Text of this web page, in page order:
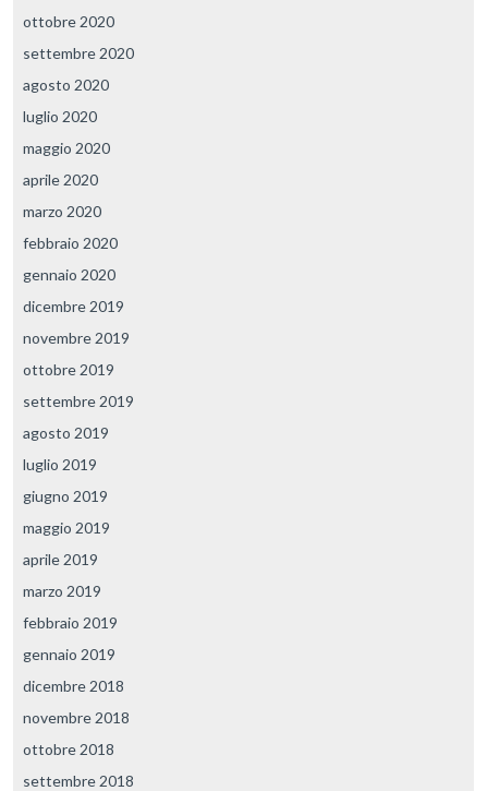
ottobre 2020
settembre 2020
agosto 2020
luglio 2020
maggio 2020
aprile 2020
marzo 2020
febbraio 2020
gennaio 2020
dicembre 2019
novembre 2019
ottobre 2019
settembre 2019
agosto 2019
luglio 2019
giugno 2019
maggio 2019
aprile 2019
marzo 2019
febbraio 2019
gennaio 2019
dicembre 2018
novembre 2018
ottobre 2018
settembre 2018